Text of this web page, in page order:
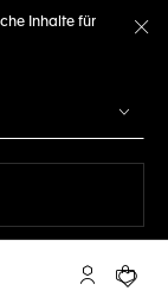
Inhalte für
DER NAVIGATION
My TAG
Ihr